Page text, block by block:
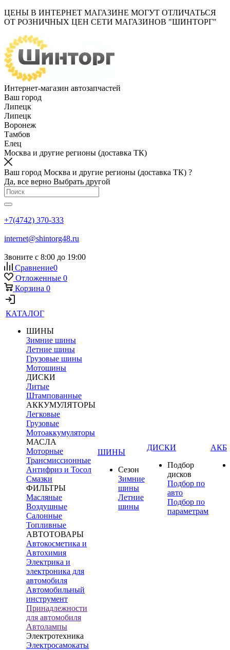
ЦЕНЫ В ИНТЕРНЕТ МАГАЗИНЕ МОГУТ ОТЛИЧАТЬСЯ
ОТ РОЗНИЧНЫХ ЦЕН СЕТИ МАГАЗИНОВ "ШИНТОРГ"
Интернет-магазин автозапчастей
Ваш город
Липецк
Липецк
Воронеж
Тамбов
Елец
Москва и другие регионы (доставка ТК)
Ваш город Москва и другие регионы (доставка ТК) ?
Да, все верно Выбрать другой
+7(4742) 370-333
internet@shintorg48.ru
Звоните с 8:00 до 19:00
Сравнение0
Отложенные 0
Корзина 0
КАТАЛОГ
ШИНЫ
Зимние шины
Летние шины
Грузовые шины
Мотошины
ДИСКИ
Литые
Штампованные
АККУМУЛЯТОРЫ
Легковые
Грузовые
Мотоаккумуляторы
МАСЛА
Моторные
Трансмиссионные
Антифриз и Тосол
Смазки
ФИЛЬТРЫ
Масляные
Воздушные
Салонные
Топливные
АВТОТОВАРЫ
Автокосметика и
Автохимия
Электрика и
электроника для
автомобиля
Автомобильный
инструмент
Принадлежности
для автомобиля
Автолампы
Электротехника
Электросамокаты
ШИНЫ
Сезон
Зимние
шины
Летние
шины
ДИСКИ
Подбор
дисков
Подбор по
авто
Подбор по
параметрам
АКБ